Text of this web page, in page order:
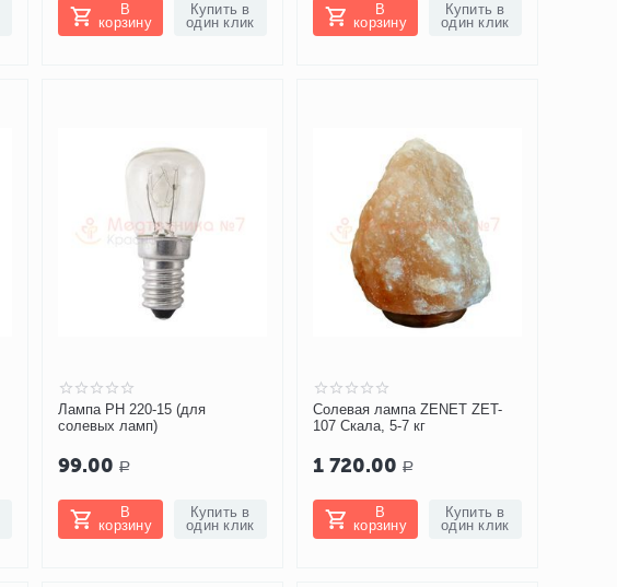
В
корзину
Купить в
один клик
В
корзину
Купить в
один клик
Лампа РН 220-15 (для
солевых ламп)
99.00 Р
В
корзину
Купить в
один клик
Солевая лампа ZENET ZET-
107 Скала, 5-7 кг
1 720.00 Р
В
корзину
Купить в
один клик